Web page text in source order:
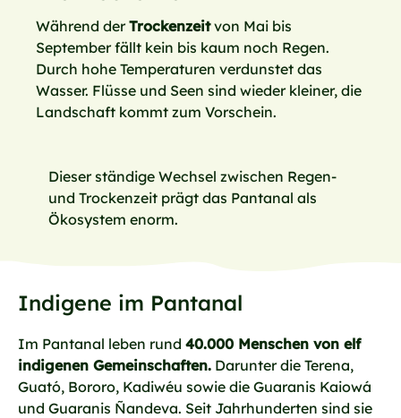
Während derTrockenzeitvon Mai bis
September fällt kein bis kaum noch Regen.
Durch hohe Temperaturen verdunstet das
Wasser. Flüsse und Seen sind wieder kleiner, die
Landschaft kommt zum Vorschein.
Dieser ständige Wechsel zwischen Regen-
und Trockenzeit prägt das Pantanal als
Ökosystem enorm.
Indigene im Pantanal
Im Pantanal leben rund 40.000 Menschen von elf
indigenen Gemeinschaften. Darunter die Terena,
Guató, Bororo, Kadiwéu sowie die Guaranis Kaiowá
und Guaranis Ñandeva. Seit Jahrhunderten sind sie